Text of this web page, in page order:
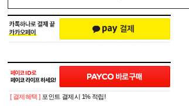
[ 결제혜택 ] 포인트 결제시 1% 적립!